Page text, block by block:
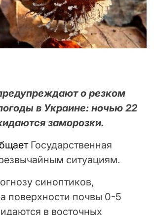
о резком
в Украине: ночью 22
заморозки.
Государственная
ситуациям.
синоптиков,
поверхности почвы 0-5
в восточных